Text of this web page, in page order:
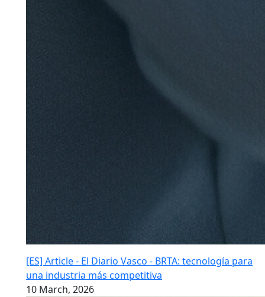
[ES] Article - El Diario Vasco - BRTA: tecnología para
una industria más competitiva
10 March, 2026